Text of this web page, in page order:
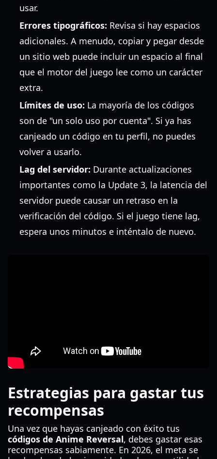
usar.
Errores tipográficos: Revisa si hay espacios
adicionales. A menudo, copiar y pegar desde
un sitio web puede incluir un espacio al final
que el motor del juego lee como un carácter
extra.
Límites de uso: La mayoría de los códigos
son de "un solo uso por cuenta". Si ya has
canjeado un código en tu perfil, no puedes
volver a usarlo.
Lag del servidor: Durante actualizaciones
importantes como la Update 3, la latencia del
servidor puede causar un retraso en la
verificación del código. Si el juego tiene lag,
espera unos minutos e inténtalo de nuevo.
Estrategias para gastar tus
recompensas
Una vez que hayas canjeado con éxito tus
códigos de Anime Reversal, debes gastar esas
recompensas sabiamente. En 2026, el meta se